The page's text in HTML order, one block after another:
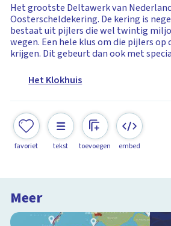
Het grootste Deltawerk van
Oosterscheldekering. De kering is
bestaat uit pijlers die wel twintig
wegen. Een hele klus om die pijlers op
krijgen. Dit gebeurt dan ook met
Het Klokhuis
favoriet tekst toevoegen embed
Meer